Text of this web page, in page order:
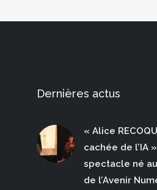
Dernières actus
« Alice
cachée de l’IA
spectacle né
de l’Avenir